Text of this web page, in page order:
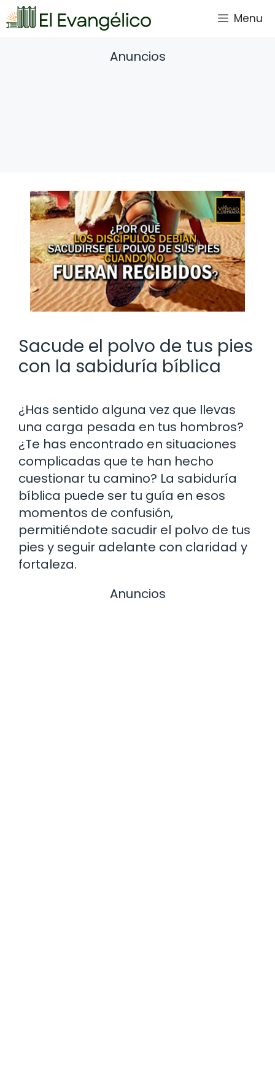
Saltar
al
Menu
Anuncios
Sacude el polvo de tus pies
con la sabiduría bíblica
¿Has sentido alguna vez que llevas
una carga pesada en tus hombros?
¿Te has encontrado en situaciones
complicadas que te han hecho
cuestionar tu camino? La sabiduría
bíblica puede ser tu guía en esos
momentos de confusión,
permitiéndote sacudir el polvo de tus
pies y seguir adelante con claridad y
fortaleza.
Anuncios